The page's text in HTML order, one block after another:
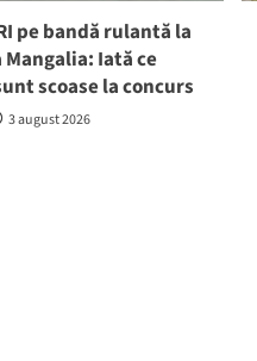
pe bandă rulantă la
Iată ce
scoase la concurs
3 august 2026